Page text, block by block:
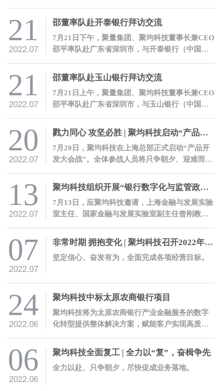
21
2022.07
邵董率队赴开泰银行拜访交流
7月21日下午，聚量集团、聚均科技董事长兼CEO
邵平率队赴广东省深圳市，与开泰银行（中国）
21
2022.07
邵董率队赴玉山银行拜访交流
7月21日上午，聚量集团、聚均科技董事长兼CEO
邵平率队赴广东省深圳市，与玉山银行（中国）
20
2022.07
戮力同心 攻坚必胜 | 聚均科技启动“产品开发大会战”
7月20日，聚均科技在上海总部正式启动“产品开
发大会战”。全体参战人员将只争朝夕、迎难而
13
2022.07
聚均科技组织开展“银行数字化与监管政策解读”培训
7月13日，应聚均科技邀请，上海金融与发展实验
室主任、国家金融与发展实验室副主任曾刚教授
字化转型的指导意见》开展解读培训。
07
2022.07
非常时期 拥抱变化 | 聚均科技召开2022年度年中工作会议
坚定信心、奋发有为，全面完成各项经营目标。
24
2022.06
聚均科技中标太原农商银行项目
聚均科技将为太原农商银行产业金融服务的数字
化转型提供整体解决方案，赋能客户实现高质量
06
2022.06
聚均科技全面复工 | 全力以“复”，奋楫争先
全力以赴、只争朝夕，尽快促成业务落地。